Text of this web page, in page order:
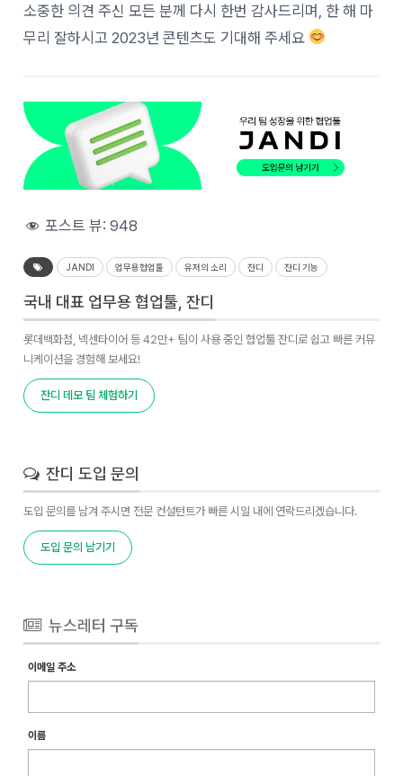
소중한 의견 주신 모든 분께 다시 한번 감사드리며, 한 해 마
무리 잘하시고 2023년 콘텐츠도 기대해 주세요
포스트 뷰:948
JANDI 업무용협업툴 유저의 소리 잔디 잔디 기능
국내 대표 업무용 협업툴, 잔디
롯데백화점, 넥센타이어 등 42만+ 팀이 사용 중인 협업툴 잔디로 쉽고 빠른 커뮤
니케이션을 경험해 보세요!
잔디 데모 팀 체험하기
잔디 도입 문의
도입 문의를 남겨 주시면 전문 컨설턴트가 빠른 시일 내에 연락드리겠습니다.
도입 문의 남기기
뉴스레터 구독
이메일 주소
이름